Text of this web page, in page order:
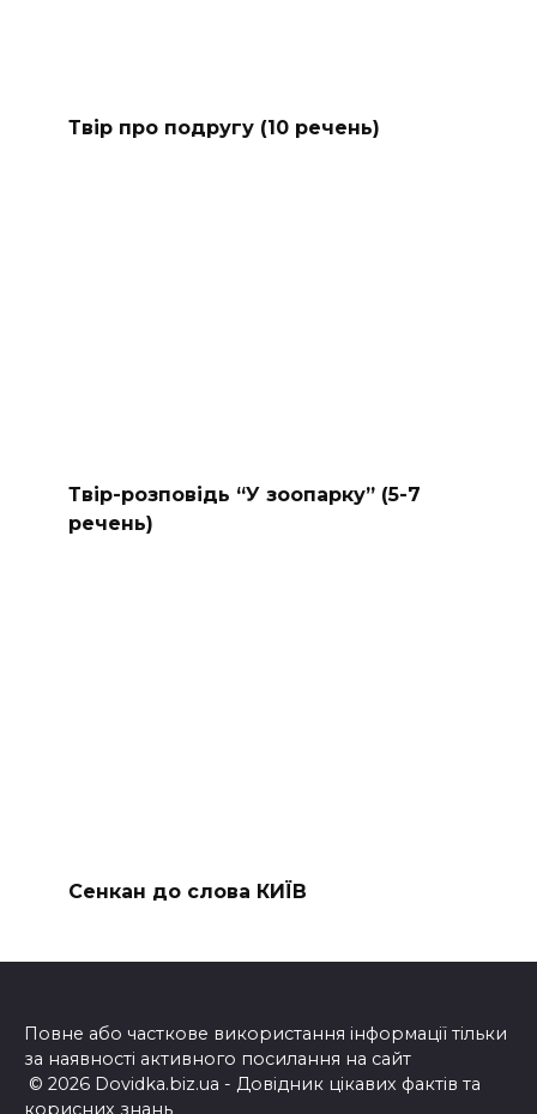
Твір про подругу (10 речень)
Твір-розповідь “У зоопарку” (5-7
речень)
Сенкан до слова КИЇВ
Повне або часткове використання інформації тільки
за наявності активного посилання на сайт
© 2026 Dovidka.biz.ua - Довідник цікавих фактів та
корисних знань